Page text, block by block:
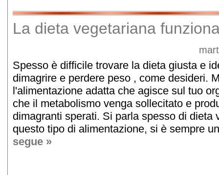
La dieta vegetariana
Spesso è difficile trovare la dieta giusta e
dimagrire e perdere peso , come desideri.
l'alimentazione adatta che agisce sul tuo
che il metabolismo venga sollecitato e
dimagranti sperati. Si parla spesso di dieta
questo tipo di alimentazione, si è sempre
segue »